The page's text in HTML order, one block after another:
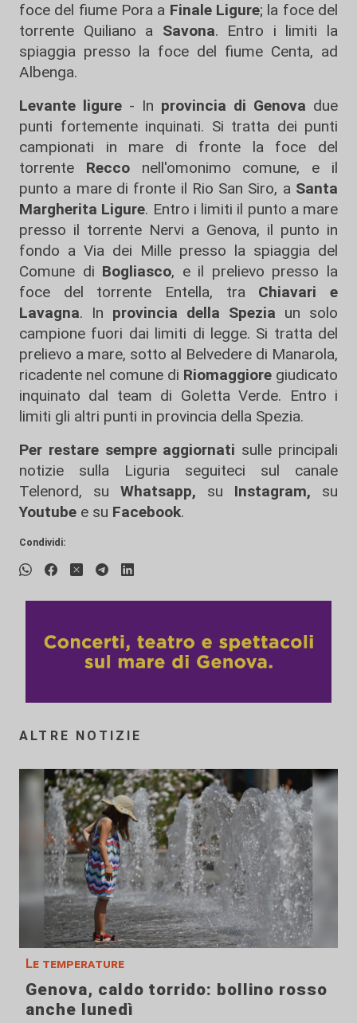
foce del fiume Pora a Finale Ligure; la foce del
torrente Quiliano a Savona. Entro i limiti la
spiaggia presso la foce del fiume Centa, ad
Albenga.
Levante ligure - In provincia di Genova due
punti fortemente inquinati. Si tratta dei punti
campionati in mare di fronte la foce del
torrente Recco nell'omonimo comune, e il
punto a mare di fronte il Rio San Siro, a Santa
Margherita Ligure. Entro i limiti il punto a mare
presso il torrente Nervi a Genova, il punto in
fondo a Via dei Mille presso la spiaggia del
Comune di Bogliasco, e il prelievo presso la
foce del torrente Entella, tra Chiavari e
Lavagna. In provincia della Spezia un solo
campione fuori dai limiti di legge. Si tratta del
prelievo a mare, sotto al Belvedere di Manarola,
ricadente nel comune di Riomaggiore giudicato
inquinato dal team di Goletta Verde. Entro i
limiti gli altri punti in provincia della Spezia.
Per restare sempre aggiornati sulle principali
notizie sulla Liguria seguiteci sul canale
Telenord, su
Whatsapp, su Instagram, su
Youtube e su Facebook.
Condividi:
ALTRE NOTIZIE
Le temperature
Genova, caldo torrido: bollino rosso
anche lunedì